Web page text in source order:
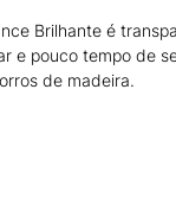
Brilhante é
e pouco tempo de
de madeira.